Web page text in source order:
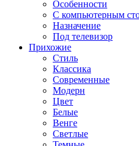
Особенности
С компьютерным
Назначение
Под телевизор
Прихожие
Стиль
Классика
Современные
Модерн
Цвет
Белые
Венге
Светлые